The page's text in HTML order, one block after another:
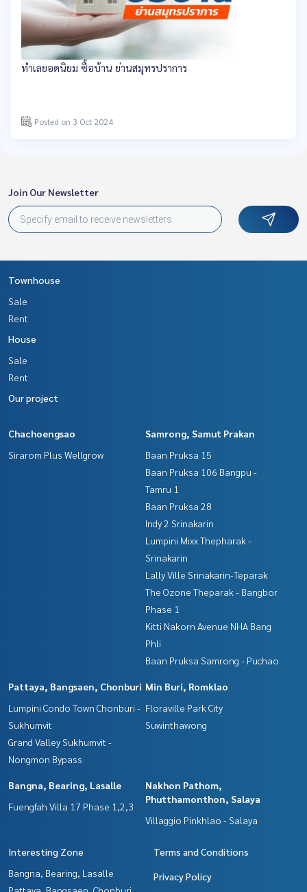
ทำเลยอดนิยม ซื้อบ้าน ย่านสมุทรปราการ
Posted on 3 Oct 2024
Join Our Newsletter
Townhouse
Sale
Rent
House
Sale
Rent
Our project
Chachoengsao
Sirarom Plus Wellgrow
Samrong, Samut Prakan
Baan Pruksa 15
Baan Pruksa 106 Bangpu -
Tamru 1
Baan Pruksa 28
Indy 2 Srinakarin
Lumpini Mixx Thepharak -
Srinakarin
Lally Ville Srinakarin-Teparak
The Ozone Theparak - Bangbor
Phase 1
Kitti Nakorn Avenue NHA Bang
Phli
Baan Pruksa Samrong - Puchao
Pattaya, Bangsaen, Chonburi
Lumpini Condo Town Chonburi -
Sukhumvit
Grand Valley Sukhumvit -
Nongmon Bypass
Min Buri, Romklao
Floraville Park City
Suwinthawong
Bangna, Bearing, Lasalle
Fuengfah Villa 17 Phase 1,2,3
Nakhon Pathom,
Phutthamonthon, Salaya
Villaggio Pinkhlao - Salaya
Interesting Zone
Bangna, Bearing, Lasalle
Terms and Conditions
Privacy Policy